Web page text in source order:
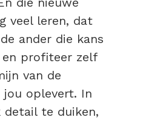
veel leren, dat
ander die kans
profiteer zelf
van de
oplevert. In
detail te duiken,